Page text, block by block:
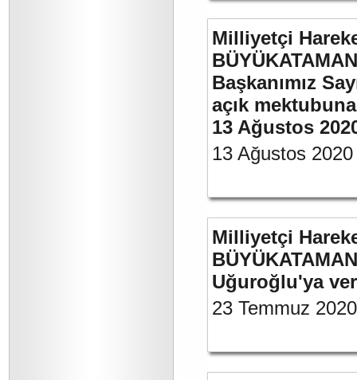
Milliyetçi
Başkanımız
açık
13 Ağustos
13 Ağustos 2020
Milliyetçi
Uğuroğlu'ya
23 Temmuz 2020